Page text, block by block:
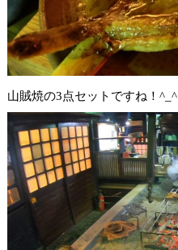
山賊焼の3点セットですね！^_^